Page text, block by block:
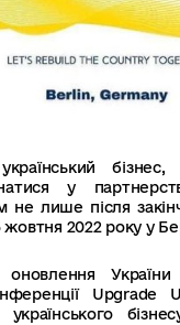
бізнес,
у
не лише після
2022 року у
оновлення
Upgrade